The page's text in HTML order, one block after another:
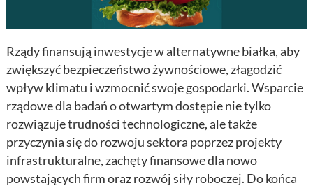
Rządy finansują inwestycje w alternatywne białka, aby
zwiększyć bezpieczeństwo żywnościowe, złagodzić
wpływ klimatu i wzmocnić swoje gospodarki. Wsparcie
rządowe dla badań o otwartym dostępie nie tylko
rozwiązuje trudności technologiczne, ale także
przyczynia się do rozwoju sektora poprzez projekty
infrastrukturalne, zachęty finansowe dla nowo
powstających firm oraz rozwój siły roboczej. Do końca